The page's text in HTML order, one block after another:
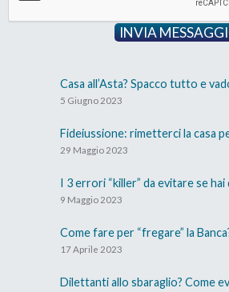
INVIA
Casa all’Asta? Spacco tutto e
5 Giugno 2023
Fideiussione: rimetterci la casa
29 Maggio 2023
I 3 errori “killer” da evitare se
9 Maggio 2023
Come fare per “fregare” la
17 Aprile 2023
Dilettanti allo sbaraglio? Come